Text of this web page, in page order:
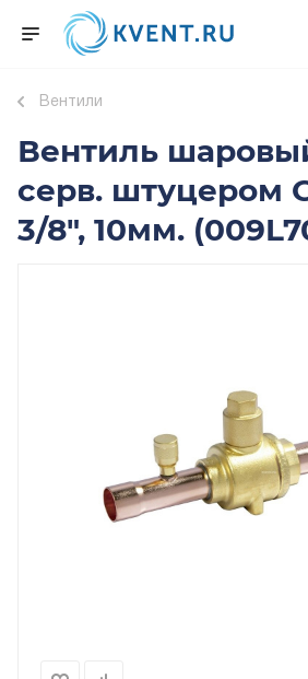
Вентили
Вентиль
серв. штуцером
3/8", 10мм.